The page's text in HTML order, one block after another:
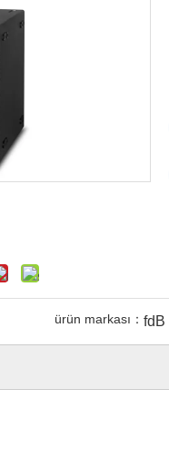
ürün markası： fdB